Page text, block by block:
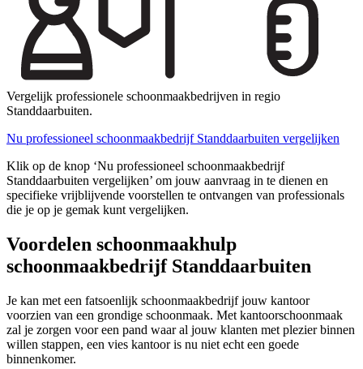
Vergelijk professionele schoonmaakbedrijven in regio
Standdaarbuiten.
Nu professioneel schoonmaakbedrijf Standdaarbuiten vergelijken
Klik op de knop ‘Nu professioneel schoonmaakbedrijf
Standdaarbuiten vergelijken’ om jouw aanvraag in te dienen en
specifieke vrijblijvende voorstellen te ontvangen van professionals
die je op je gemak kunt vergelijken.
Voordelen schoonmaakhulp
schoonmaakbedrijf Standdaarbuiten
Je kan met een fatsoenlijk schoonmaakbedrijf jouw kantoor
voorzien van een grondige schoonmaak. Met kantoorschoonmaak
zal je zorgen voor een pand waar al jouw klanten met plezier binnen
willen stappen, een vies kantoor is nu niet echt een goede
binnenkomer.